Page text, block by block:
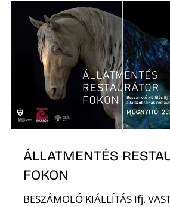
ÁLLATMENTÉS
FOKON
BESZÁMOLÓ KIÁLLÍTÁS Ifj.